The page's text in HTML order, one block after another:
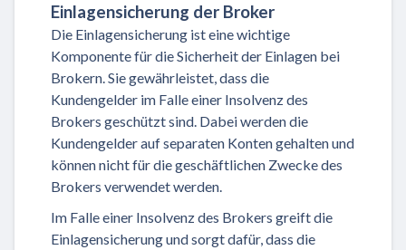
Einlagensicherung der Broker
Die Einlagensicherung ist eine wichtige
Komponente für die Sicherheit der Einlagen bei
Brokern. Sie gewährleistet, dass die
Kundengelder im Falle einer Insolvenz des
Brokers geschützt sind. Dabei werden die
Kundengelder auf separaten Konten gehalten und
können nicht für die geschäftlichen Zwecke des
Brokers verwendet werden.
Im Falle einer Insolvenz des Brokers greift die
Einlagensicherung und sorgt dafür, dass die